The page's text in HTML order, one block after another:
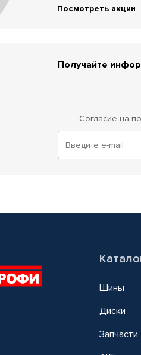
Посмотреть акции
Получайте
Согласие на
Шины
Диски
Запчасти